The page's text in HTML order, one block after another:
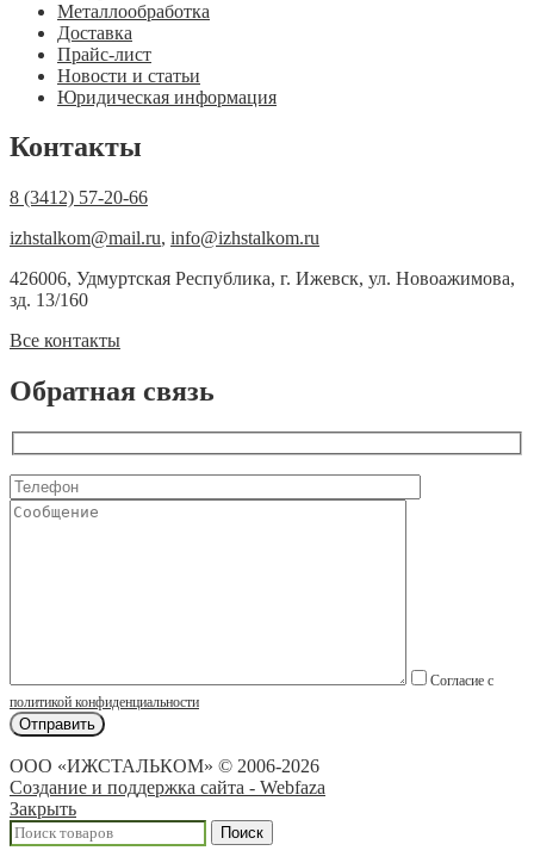
Металлообработка
Доставка
Прайс-лист
Новости и статьи
Юридическая информация
Контакты
8 (3412) 57-20-66
izhstalkom@mail.ru, info@izhstalkom.ru
426006, Удмуртская Республика, г. Ижевск, ул. Новоажимова,
зд. 13/160
Все контакты
Обратная связь
Согласие с
политикой конфиденциальности
ООО «ИЖСТАЛЬКОМ» © 2006-2026
Создание и поддержка сайта - Webfaza
Закрыть
Поиск